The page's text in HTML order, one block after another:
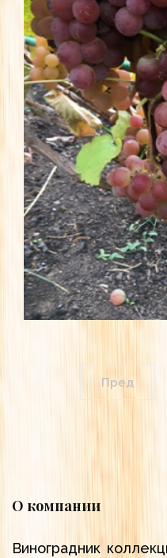
Пред
О компании
Виноградник